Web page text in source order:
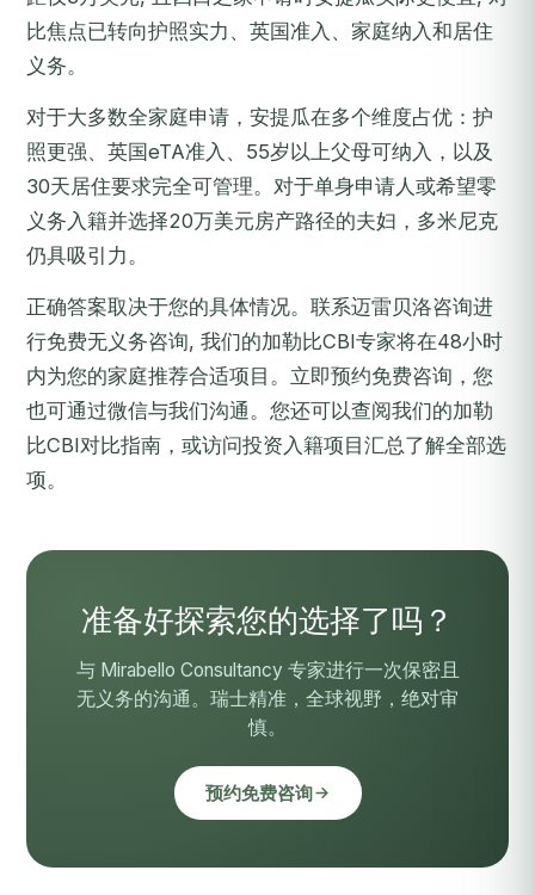
比焦点已转向护照实力、英国准入、家庭纳入和居住
义务。
对于大多数全家庭申请，安提瓜在多个维度占优：护
照更强、英国eTA准入、55岁以上父母可纳入，以及
30天居住要求完全可管理。对于单身申请人或希望零
义务入籍并选择20万美元房产路径的夫妇，多米尼克
仍具吸引力。
正确答案取决于您的具体情况。 联系迈雷贝洛咨询进
行免费无义务咨询, 我们的加勒比CBI专家将在48小时
内为您的家庭推荐合适项目。立即预约免费咨询，您
也可通过微信与我们沟通。您还可以查阅我们的加勒
比CBI对比指南 ，或访问投资入籍项目汇总了解全部选
项。
准备好探索您的选择了吗？
与 Mirabello Consultancy 专家进行一次保密且
无义务的沟通。瑞士精准，全球视野，绝对审
慎。
预约免费咨询